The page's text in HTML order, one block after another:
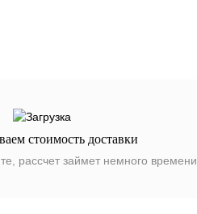
стоимость доставки
рассчет займет немного времени